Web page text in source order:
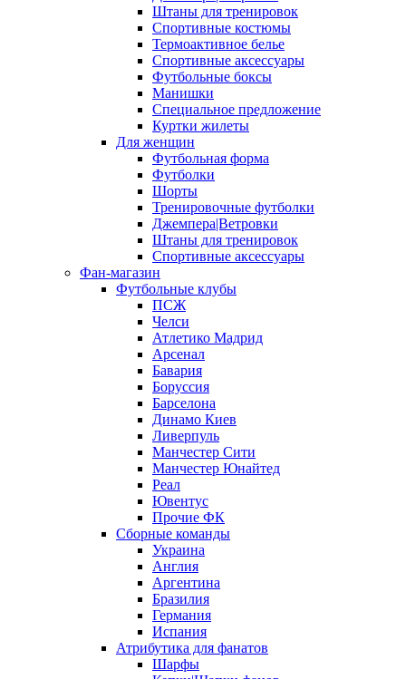
Штаны для тренировок
Спортивные костюмы
Термоактивное белье
Спортивные аксессуары
Футбольные боксы
Манишки
Специальное предложение
Куртки жилеты
Для женщин
Футбольная форма
Футболки
Шорты
Тренировочные футболки
Джемпера|Ветровки
Штаны для тренировок
Спортивные аксессуары
Фан-магазин
Футбольные клубы
ПСЖ
Челси
Атлетико Мадрид
Арсенал
Бавария
Боруссия
Барселона
Динамо Киев
Ливерпуль
Манчестер Сити
Манчестер Юнайтед
Реал
Ювентус
Прочие ФК
Сборные команды
Украина
Англия
Аргентина
Бразилия
Германия
Испания
Атрибутика для фанатов
Шарфы